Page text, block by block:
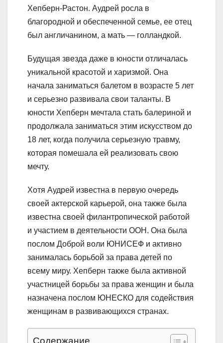
Хепберн-Растон. Аудрей росла в
благородной и обеспеченной семье, ее отец
был англичанином, а мать — голландкой.
Будущая звезда даже в юности отличалась
уникальной красотой и харизмой. Она
начала заниматься балетом в возрасте 5 лет
и серьезно развивала свои таланты. В
юности Хепберн мечтала стать балериной и
продолжала заниматься этим искусством до
18 лет, когда получила серьезную травму,
которая помешала ей реализовать свою
мечту.
Хотя Аудрей известна в первую очередь
своей актерской карьерой, она также была
известна своей филантропической работой
и участием в деятельности ООН. Она была
послом Доброй воли ЮНИСЕФ и активно
занималась борьбой за права детей по
всему миру. Хепберн также была активной
участницей борьбы за права женщин и была
назначена послом ЮНЕСКО для содействия
женщинам в развивающихся странах.